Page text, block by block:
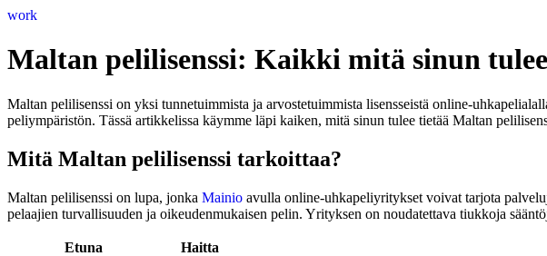
Skip
content
work
Maltan pelilisenssi: Kaikki mitä sinun
Maltan pelilisenssi on yksi tunnetuimmista ja arvostetuimmista lisensseistä online-
peliympäristön. Tässä artikkelissa käymme läpi kaiken, mitä sinun tulee tietää Maltan
Mitä Maltan pelilisenssi tarkoittaa?
Maltan pelilisenssi on lupa, jonka Mainio avulla online-uhkapeliyritykset voivat tarjota
pelaajien turvallisuuden ja oikeudenmukaisen pelin. Yrityksen on noudatettava tiukkoja
Etuna
Haitta